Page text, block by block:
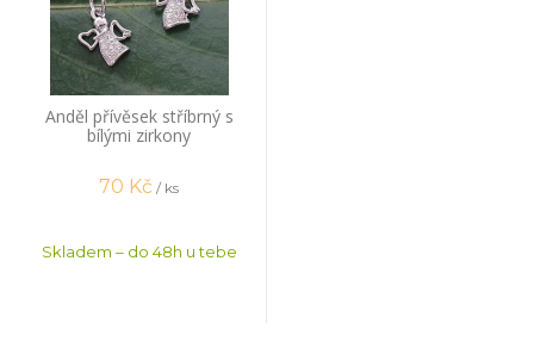
Anděl přívěsek stříbrný s
bílými zirkony
70 Kč / ks
Skladem – do 48h u tebe